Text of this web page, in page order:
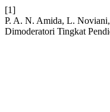
[1]
P. A. N. Amida, L. Noviani,
Dimoderatori Tingkat